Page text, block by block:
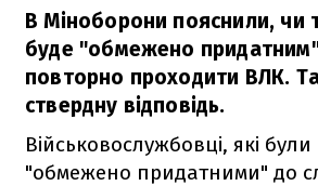
В Міноборони пояснили, чи
буде "обмежено
повторно проходити ВЛК.
ствердну відповідь.
Військовослужбовці, які
"обмежено придатними" до